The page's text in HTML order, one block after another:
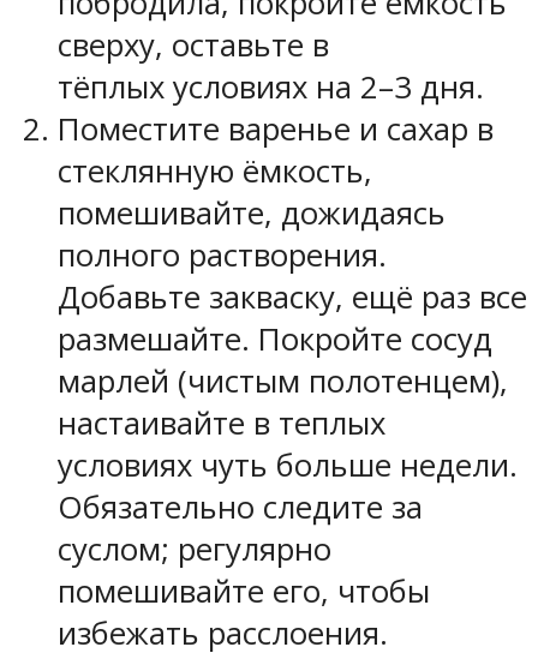
сверху, оставьте в
тёплых условиях на 2–3 дня.
Поместите варенье и сахар в
стеклянную ёмкость,
помешивайте, дожидаясь
полного растворения.
Добавьте закваску, ещё раз все
размешайте. Покройте сосуд
марлей (чистым полотенцем),
настаивайте в теплых
условиях чуть больше недели.
Обязательно следите за
суслом; регулярно
помешивайте его, чтобы
избежать расслоения.